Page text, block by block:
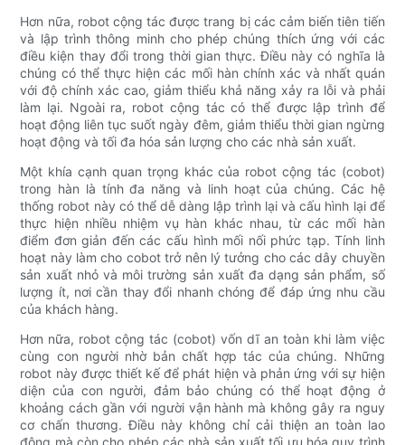
Hơn nữa, robot cộng tác được trang bị các cảm biến tiên tiến
và lập trình thông minh cho phép chúng thích ứng với các
điều kiện thay đổi trong thời gian thực. Điều này có nghĩa là
chúng có thể thực hiện các mối hàn chính xác và nhất quán
với độ chính xác cao, giảm thiểu khả năng xảy ra lỗi và phải
làm lại. Ngoài ra, robot cộng tác có thể được lập trình để
hoạt động liên tục suốt ngày đêm, giảm thiểu thời gian ngừng
hoạt động và tối đa hóa sản lượng cho các nhà sản xuất.
Một khía cạnh quan trọng khác của robot cộng tác (cobot)
trong hàn là tính đa năng và linh hoạt của chúng. Các hệ
thống robot này có thể dễ dàng lập trình lại và cấu hình lại để
thực hiện nhiều nhiệm vụ hàn khác nhau, từ các mối hàn
điểm đơn giản đến các cấu hình mối nối phức tạp. Tính linh
hoạt này làm cho cobot trở nên lý tưởng cho các dây chuyền
sản xuất nhỏ và môi trường sản xuất đa dạng sản phẩm, số
lượng ít, nơi cần thay đổi nhanh chóng để đáp ứng nhu cầu
của khách hàng.
Hơn nữa, robot cộng tác (cobot) vốn dĩ an toàn khi làm việc
cùng con người nhờ bản chất hợp tác của chúng. Những
robot này được thiết kế để phát hiện và phản ứng với sự hiện
diện của con người, đảm bảo chúng có thể hoạt động ở
khoảng cách gần với người vận hành mà không gây ra nguy
cơ chấn thương. Điều này không chỉ cải thiện an toàn lao
động mà còn cho phép các nhà sản xuất tối ưu hóa quy trình